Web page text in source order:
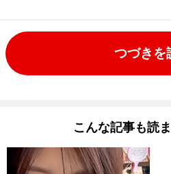
つづきを
こんな記事も読